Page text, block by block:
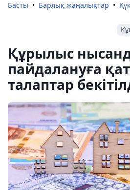
Басты Барлық жаңалықтар
Құрылыс
пайдалануға
талаптар